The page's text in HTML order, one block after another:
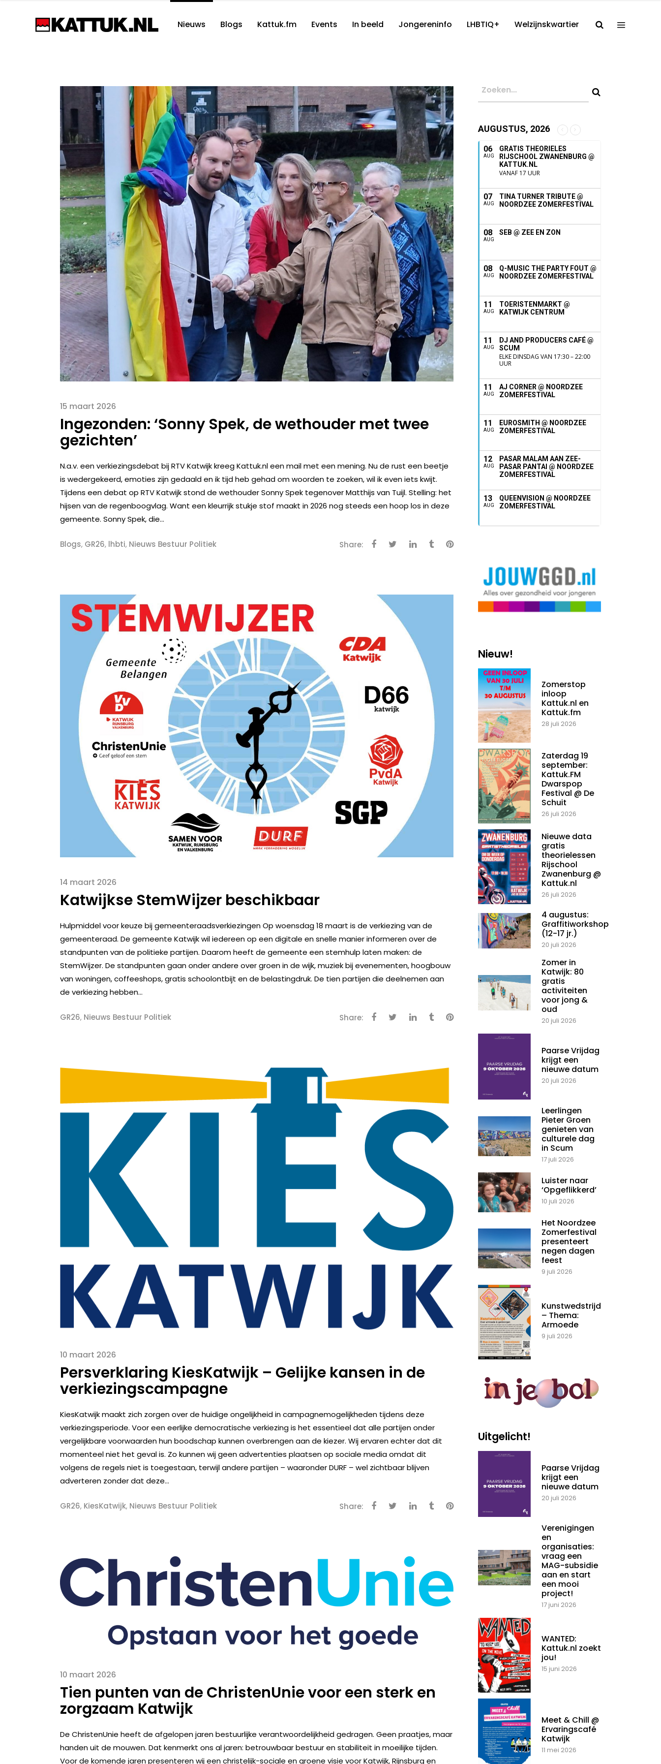
Nieuws Blogs Kattuk.fm Events In beeld Jongereninfo LHBTIQ+ Welzijnskwartier
15 maart 2026
Ingezonden: ‘Sonny Spek, de wethouder met twee
gezichten’
N.a.v. een verkiezingsdebat bij RTV Katwijk kreeg Kattuk.nl een mail met een mening. Nu de rust een beetje
is wedergekeerd, emoties zijn gedaald en ik tijd heb gehad om woorden te zoeken, wil ik even iets kwijt.
Tijdens een debat op RTV Katwijk stond de wethouder Sonny Spek tegenover Matthijs van Tuijl. Stelling: het
hijsen van de regenboogvlag. Want een kleurrijk stukje stof maakt in 2026 nog steeds een hoop los in deze
gemeente. Sonny Spek, die...
Blogs, GR26, lhbti, Nieuws Bestuur Politiek Share:
14 maart 2026
Katwijkse StemWijzer beschikbaar
Hulpmiddel voor keuze bij gemeenteraadsverkiezingen Op woensdag 18 maart is de verkiezing van de
gemeenteraad. De gemeente Katwijk wil iedereen op een digitale en snelle manier informeren over de
standpunten van de politieke partijen. Daarom heeft de gemeente een stemhulp laten maken: de
StemWijzer. De standpunten gaan onder andere over groen in de wijk, muziek bij evenementen, hoogbouw
van woningen, coffeeshops, gratis schoolontbijt en de belastingdruk. De tien partijen die deelnemen aan
de verkiezing hebben...
GR26, Nieuws Bestuur Politiek Share:
10 maart 2026
Persverklaring KiesKatwijk – Gelijke kansen in de
verkiezingscampagne
KiesKatwijk maakt zich zorgen over de huidige ongelijkheid in campagnemogelijkheden tijdens deze
verkiezingsperiode. Voor een eerlijke democratische verkiezing is het essentieel dat alle partijen onder
vergelijkbare voorwaarden hun boodschap kunnen overbrengen aan de kiezer. Wij ervaren echter dat dit
momenteel niet het geval is. Zo kunnen wij geen advertenties plaatsen op sociale media omdat dit
volgens de regels niet is toegestaan, terwijl andere partijen – waaronder DURF – wel zichtbaar blijven
adverteren zonder dat deze...
GR26, KiesKatwijk, Nieuws Bestuur Politiek Share:
10 maart 2026
Tien punten van de ChristenUnie voor een sterk en
zorgzaam Katwijk
De ChristenUnie heeft de afgelopen jaren bestuurlijke verantwoordelijkheid gedragen. Geen praatjes, maar
handen uit de mouwen. Dat kenmerkt ons al jaren: betrouwbaar bestuur en stabiliteit in moeilijke tijden.
Voor de komende jaren presenteren wij een christelijk-sociale en groene visie voor Katwijk, Rijnsburg en
AUGUSTUS, 2026
06
AUG
GRATIS THEORIELES
RIJSCHOOL ZWANENBURG @
KATTUK.NL
VANAF 17 UUR
07
AUG
TINA TURNER TRIBUTE @
NOORDZEE ZOMERFESTIVAL
08
AUG
SEB @ ZEE EN ZON
08
AUG
Q-MUSIC THE PARTY FOUT @
NOORDZEE ZOMERFESTIVAL
11
AUG
TOERISTENMARKT @
KATWIJK CENTRUM
11
AUG
DJ AND PRODUCERS CAFÉ @
SCUM
ELKE DINSDAG VAN 17:30 – 22:00
UUR
11
AUG
AJ CORNER @ NOORDZEE
ZOMERFESTIVAL
11
AUG
EUROSMITH @ NOORDZEE
ZOMERFESTIVAL
12
AUG
PASAR MALAM AAN ZEE-
PASAR PANTAI @ NOORDZEE
ZOMERFESTIVAL
13
AUG
QUEENVISION @ NOORDZEE
ZOMERFESTIVAL
Nieuw!
Zomerstop
inloop
Kattuk.nl en
Kattuk.fm
28 juli 2026
Zaterdag 19
september:
Kattuk.FM
Dwarspop
Festival @ De
Schuit
26 juli 2026
Nieuwe data
gratis
theorielessen
Rijschool
Zwanenburg @
Kattuk.nl
26 juli 2026
4 augustus:
Graffitiworkshop
(12-17 jr.)
20 juli 2026
Zomer in
Katwijk: 80
gratis
activiteiten
voor jong &
oud
20 juli 2026
Paarse Vrijdag
krijgt een
nieuwe datum
20 juli 2026
Leerlingen
Pieter Groen
genieten van
culturele dag
in Scum
17 juli 2026
Luister naar
‘Opgeflikkerd’
10 juli 2026
Het Noordzee
Zomerfestival
presenteert
negen dagen
feest
9 juli 2026
Kunstwedstrijd
– Thema:
Armoede
9 juli 2026
Uitgelicht!
Paarse Vrijdag
krijgt een
nieuwe datum
20 juli 2026
Verenigingen
en
organisaties:
vraag een
MAG-subsidie
aan en start
een mooi
project!
17 juni 2026
WANTED:
Kattuk.nl zoekt
jou!
15 juni 2026
Meet & Chill @
Ervaringscafé
Katwijk
11 mei 2026